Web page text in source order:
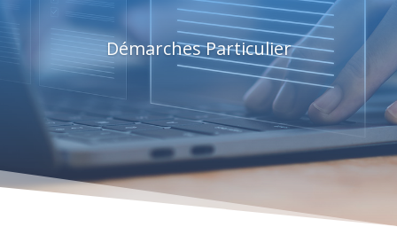
Démarches Particulier